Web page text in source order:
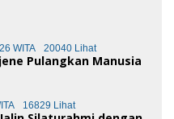
WITA 20040 Lihat
Pulangkan Manusia
16829 Lihat